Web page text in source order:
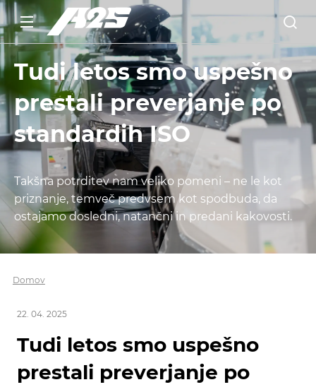
Tudi letos smo uspešno
prestali preverjanje po
standardih ISO
Takšna potrditev nam veliko pomeni – ne le kot
priznanje, temveč predvsem kot spodbuda, da
ostajamo dosledni, natančni in predani kakovosti.
Domov
22. 04. 2025
Tudi letos smo uspešno
prestali preverjanje po